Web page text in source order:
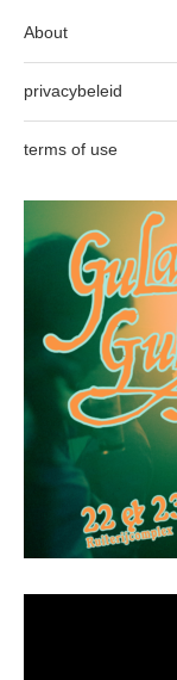
About
privacybeleid
terms of use